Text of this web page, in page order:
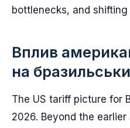
bottlenecks, and
Вплив
на
The US tariff picture for
2026. Beyond the